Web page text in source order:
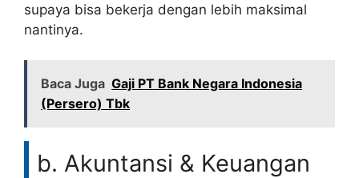
supaya bisa bekerja dengan lebih maksimal
nantinya.
Baca Juga Gaji PT Bank Negara Indonesia
(Persero) Tbk
b. Akuntansi & Keuangan